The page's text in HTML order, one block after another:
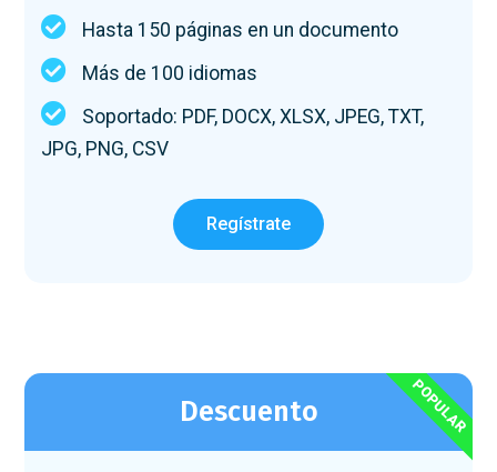
Hasta 150 páginas en un documento
Más de 100 idiomas
Soportado: PDF, DOCX, XLSX, JPEG, TXT,
JPG, PNG, CSV
Regístrate
Descuento POPULAR